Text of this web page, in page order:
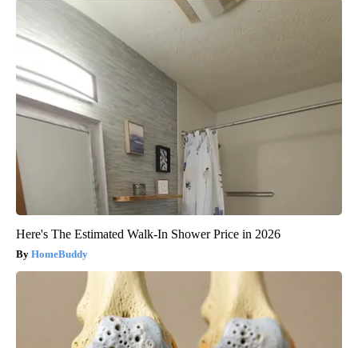
Here's The Estimated Walk-In Shower Price in 2026
HomeBuddy